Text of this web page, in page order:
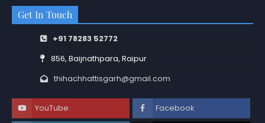
Get In Touch
+91 78283 52772
856, Baijnathpara, Raipur
thihachhattisgarh@gmail.com
YouTube Facebook